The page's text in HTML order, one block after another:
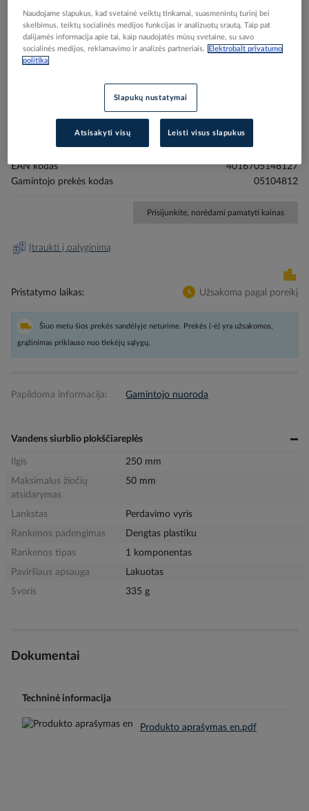
images
gallery
EAN kodas
4016705148127
Gamintojo prekės kodas
05104812
Prisijunkite, norėdami pamatyti kainas
Įtraukti į palyginimą
Pristatymo laikas Užsakoma pagal poreikį
Šiuo metu šios prekės sandėlyje neturime. Prekės (-ė) yra užsakomos,
grąžinimas priklauso nuo tiekėjų sąlygų.
Papildoma informacija: Gamintojo nuoroda
Vandens siurblio plokščiareplės
Ilgis
250 mm
Maksimalus žiočių
atsidarymas
50 mm
Lankstas
Perdavimo vyris
Rankenos padengimas
Dengtas plastiku
Rankenos tipas
1 komponentas
Paviršiaus apsauga
Lakuotas
Svoris
335 g
Dokumentai
Techninė informacija
Produkto aprašymas en.pdf
Naudojame slapukus, kad svetainė veiktų tinkamai, suasmenintų turinį bei
skelbimus, teiktų socialinės medijos funkcijas ir analizuotų srautą. Taip pat
dalijamės informacija apie tai, kaip naudojatės mūsų svetaine, su savo
socialinės medijos, reklamavimo ir analizės partneriais.
Elektrobalt privatumo
politika
Slapukų nustatymai
Atsisakyti visų Leisti visus slapukus